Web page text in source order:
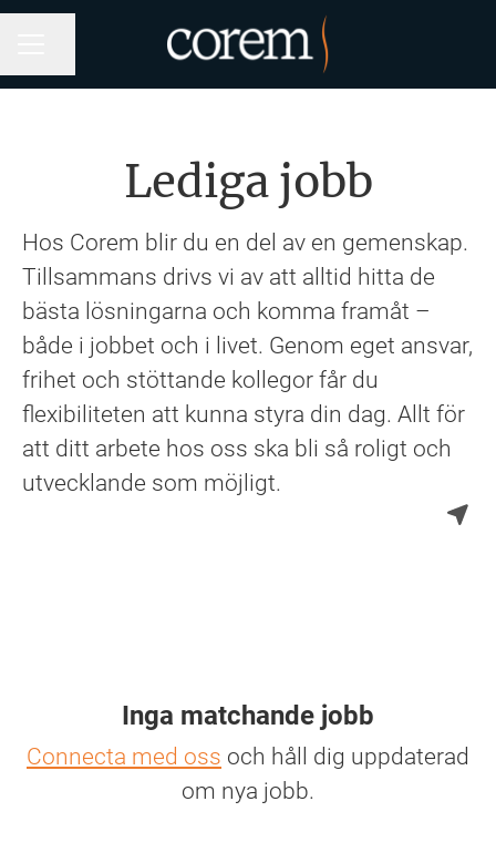
Lediga jobb
Hos Corem blir du en del av en gemenskap.
Tillsammans drivs vi av att alltid hitta de
bästa lösningarna och komma framåt –
både i jobbet och i livet. Genom eget ansvar,
frihet och stöttande kollegor får du
flexibiliteten att kunna styra din dag. Allt för
att ditt arbete hos oss ska bli så roligt och
utvecklande som möjligt.
Inga matchande jobb
Connecta med oss och håll dig uppdaterad
om nya jobb.